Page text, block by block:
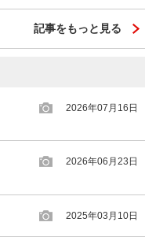
記事をもっと見る
2026年07月16日
2026年06月23日
2025年03月10日